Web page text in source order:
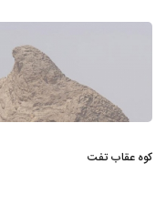
کوه عقاب تفت